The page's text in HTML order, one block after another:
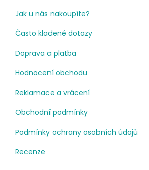
Jak u nás nakoupíte?
Často kladené dotazy
Doprava a platba
Hodnocení obchodu
Reklamace a vrácení
Obchodní podmínky
Podmínky ochrany osobních údajů
Recenze